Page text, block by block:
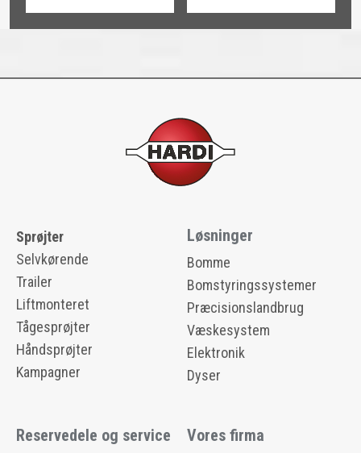
Sprøjter
Selvkørende
Trailer
Liftmonteret
Tågesprøjter
Håndsprøjter
Kampagner
Løsninger
Bomme
Bomstyringssystemer
Præcisionslandbrug
Væskesystem
Elektronik
Dyser
Reservedele og service Vores firma